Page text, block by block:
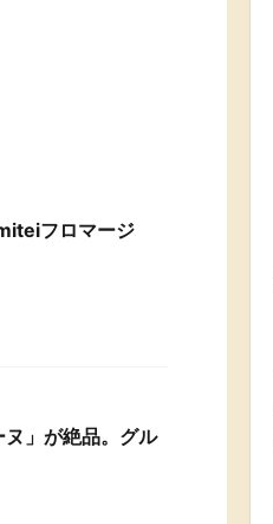
フロマージ
」が絶品。グル